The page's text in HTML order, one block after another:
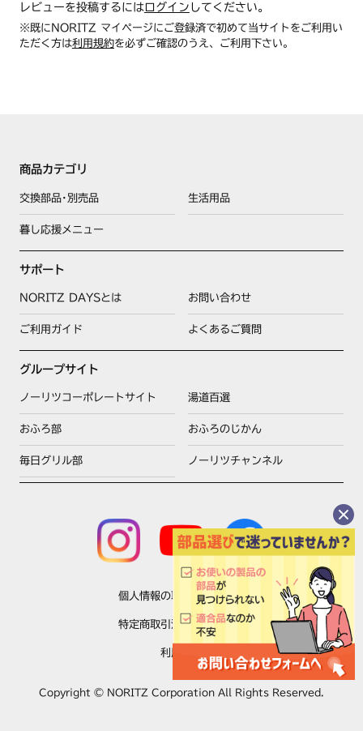
レビューを投稿するにはログイン してください。
※既にNORITZ マイページにご登録済で初めて当サイトをご利用い
ただく方は利用規約を必ずご確認のうえ、ご利用下さい。
商品カテゴリ
交換部品･別売品 生活用品
暮し応援メニュー
サポート
NORITZ DAYSとは お問い合わせ
ご利用ガイド よくあるご質問
グループサイト
ノーリツコーポレートサイト 湯道百選
おふろ部 おふろのじかん
毎日グリル部 ノーリツチャンネル
個人情報の取扱いについて
特定商取引法に基づく表示
利用規約
Copyright © NORITZ Corporation All Rights Reserved.